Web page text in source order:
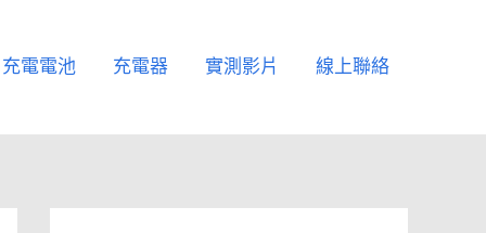
充電電池 充電器 實測影片 線上聯絡